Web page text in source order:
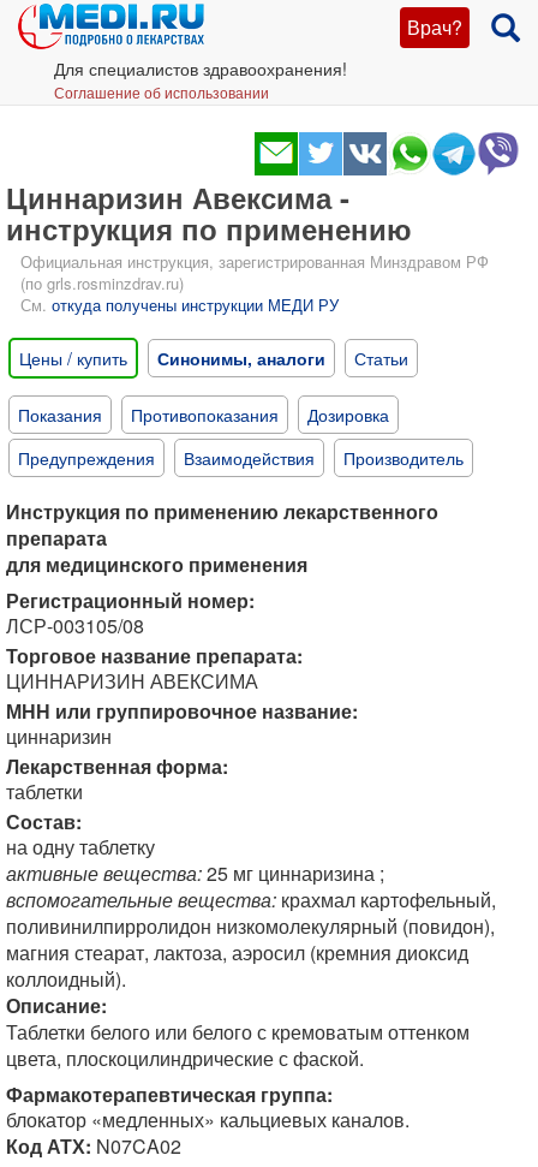
Врач?
Для специалистов здравоохранения!
Соглашение об использовании
Циннаризин Авексима -
инструкция по применению
Официальная инструкция, зарегистрированная Минздравом РФ
(по grls.rosminzdrav.ru)
См. откуда получены инструкции МЕДИ РУ
Цены / купить Синонимы, аналоги Статьи
Показания Противопоказания
Дозировка
Предупреждения
Взаимодействия Производитель
Инструкция по применению лекарственного
препарата
для медицинского применения
Регистрационный номер:
ЛСР-003105/08
Торговое название препарата:
ЦИННАРИЗИН АВЕКСИМА
МНН или группировочное название:
циннаризин
Лекарственная форма:
таблетки
Состав:
на одну таблетку
активные вещества:25 мг циннаризина ;
вспомогательные вещества: крахмал картофельный,
поливинилпирролидон низкомолекулярный (повидон),
магния стеарат, лактоза, аэросил (кремния диоксид
коллоидный).
Описание:
Таблетки белого или белого с кремоватым оттенком
цвета, плоскоцилиндрические с фаской.
Фармакотерапевтическая группа:
блокатор «медленных» кальциевых каналов.
Код АТХ: N07CA02